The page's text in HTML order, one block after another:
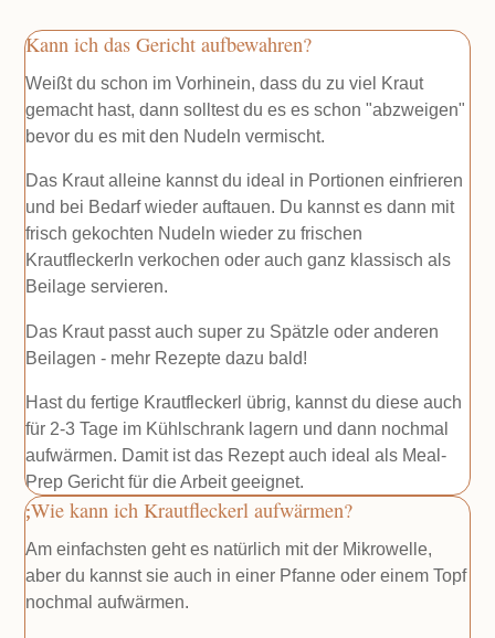
Kann ich das Gericht aufbewahren?
Weißt du schon im Vorhinein, dass du zu viel Kraut
gemacht hast, dann solltest du es es schon "abzweigen"
bevor du es mit den Nudeln vermischt.
Das Kraut alleine kannst du ideal in Portionen einfrieren
und bei Bedarf wieder auftauen. Du kannst es dann mit
frisch gekochten Nudeln wieder zu frischen
Krautfleckerln verkochen oder auch ganz klassisch als
Beilage servieren.
Das Kraut passt auch super zu Spätzle oder anderen
Beilagen - mehr Rezepte dazu bald!
Hast du fertige Krautfleckerl übrig, kannst du diese auch
für 2-3 Tage im Kühlschrank lagern und dann nochmal
aufwärmen. Damit ist das Rezept auch ideal als Meal-
Prep Gericht für die Arbeit geeignet.
Wie kann ich Krautfleckerl aufwärmen?
Am einfachsten geht es natürlich mit der Mikrowelle,
aber du kannst sie auch in einer Pfanne oder einem Topf
nochmal aufwärmen.